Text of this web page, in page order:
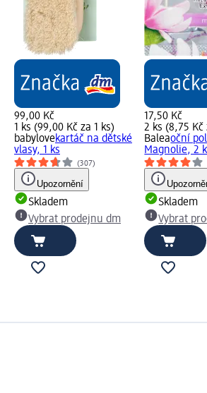
99,00 Kč
1 ks (99,00 Kč za 1 ks)
babylovekartáč na dětské
vlasy, 1 ks
(307)
Upozornění
Skladem
Vybrat prodejnu dm
17,50 Kč
2 ks (8,75 Kč
Baleaoční
Magnolie, 2
Skladem
Vybrat